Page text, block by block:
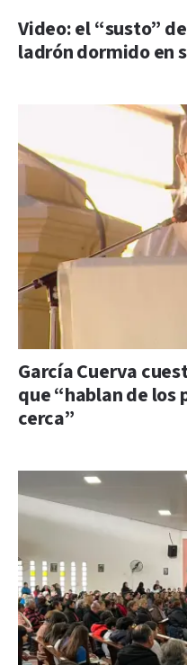
Video: el “susto”
ladrón dormido en
García Cuerva
que “hablan de los
cerca”